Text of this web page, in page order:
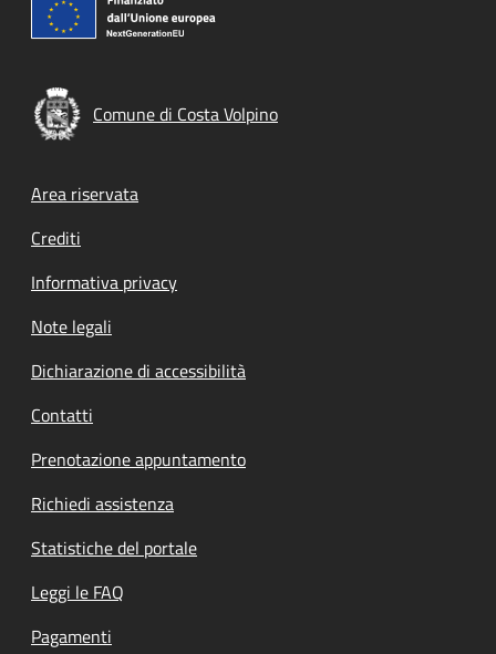
Comune di Costa Volpino
Footer menu
Area riservata
Crediti
Informativa privacy
Note legali
Dichiarazione di accessibilità
Contatti
Prenotazione appuntamento
Richiedi assistenza
Statistiche del portale
Leggi le FAQ
Pagamenti